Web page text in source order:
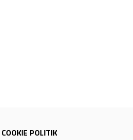
COOKIE POLITIK